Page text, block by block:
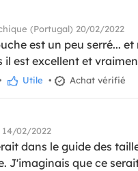
(Portugal) 20/02/2022
est un peu serré...
il est excellent et
Utile • Achat vérifié
14/02/2022
dans le guide des
J'imaginais que ce